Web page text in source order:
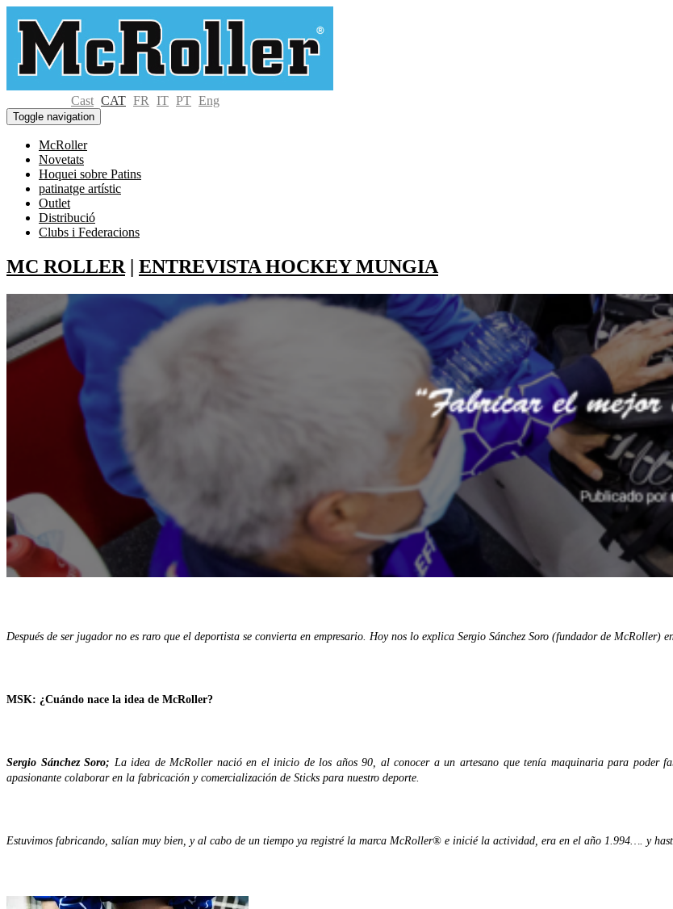
Cast CAT FR IT PT Eng
Toggle navigation
McRoller
Novetats
Hoquei sobre Patins
patinatge artístic
Outlet
Distribució
Clubs i Federacions
MC ROLLER | ENTREVISTA HOCKEY MUNGIA
Después de ser jugador no es raro que el deportista se convierta en empresario. Hoy nos lo explica Sergio Sánchez Soro (fundador de McRoller)
MSK: ¿Cuándo nace la idea de McRoller?
Sergio Sánchez Soro; La idea de McRoller nació en el inicio de los años 90, al conocer a un artesano que tenía maquinaria para poder
apasionante colaborar en la fabricación y comercialización de Sticks para nuestro deporte.
Estuvimos fabricando, salían muy bien, y al cabo de un tiempo ya registré la marca McRoller® e inicié la actividad, era en el año 1.994…. y